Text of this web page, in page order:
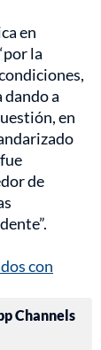
en
la
a
en
de
con
Channels